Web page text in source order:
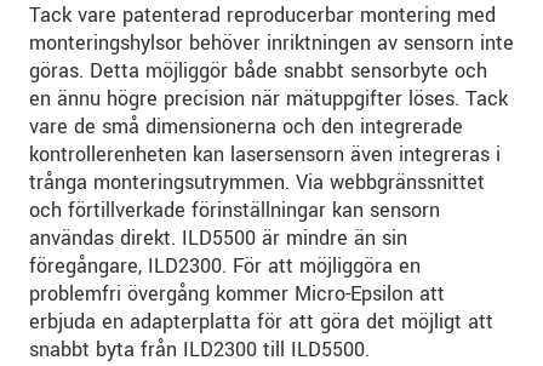
Tack vare patenterad reproducerbar montering med
monteringshylsor behöver inriktningen av sensorn inte
göras. Detta möjliggör både snabbt sensorbyte och
en ännu högre precision när mätuppgifter löses. Tack
vare de små dimensionerna och den integrerade
kontrollerenheten kan lasersensorn även integreras i
trånga monteringsutrymmen. Via webbgränssnittet
och förtillverkade förinställningar kan sensorn
användas direkt. ILD5500 är mindre än sin
föregångare, ILD2300. För att möjliggöra en
problemfri övergång kommer Micro-Epsilon att
erbjuda en adapterplatta för att göra det möjligt att
snabbt byta från ILD2300 till ILD5500.